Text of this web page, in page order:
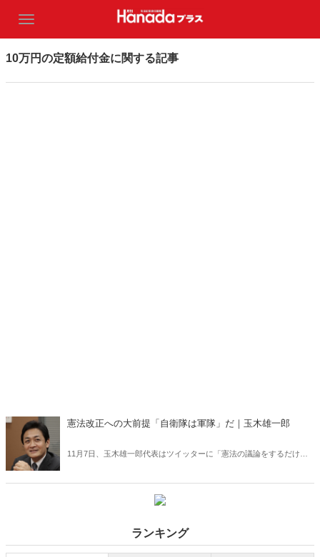
10万円の定額給付金に関する記事
憲法改正への大前提「自衛隊は軍隊」だ｜玉木雄一郎
11月7日、玉木雄一郎代表はツイッターに「憲法の議論をするだけで
と投稿。「比例は1議席も取れない」と言われながらも、「改革中
道」「対決より解決」の立場を貫き、選挙で躍進した国民民主党。惨
発売）に掲載されたインタビューを特別公開！（※肩書等は当時のマ
マ）。
ランキング